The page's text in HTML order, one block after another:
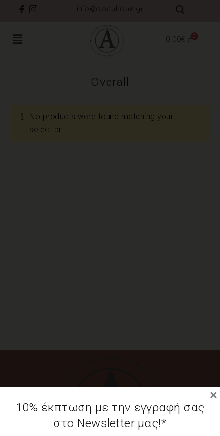
info@aboutique.gr
0.00€
Overall
No products were found matching your
selection.
10% έκπτωση με την εγγραφή σας
στο Newsletter μας!*
×